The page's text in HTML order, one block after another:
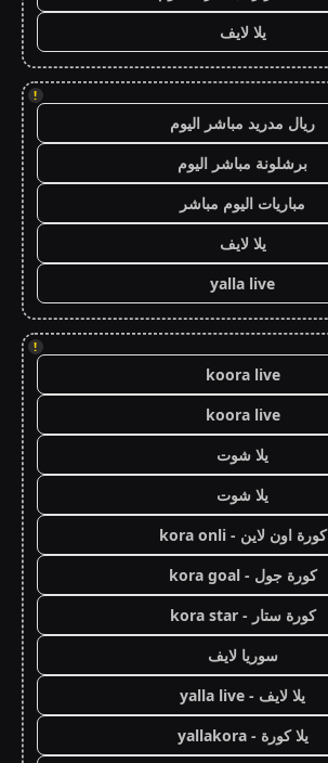
يلا لايف
!
ريال مدريد مباشر اليوم
برشلونة مباشر اليوم
مباريات اليوم مباشر
يلا لايف
yalla live
!
koora live
koora live
يلا شوت
يلا شوت
كورة اون لاين - kora onli
كورة جول - kora goal
كورة ستار - kora star
سوريا لايف
يلا لايف - yalla live
يلا كورة - yallakora